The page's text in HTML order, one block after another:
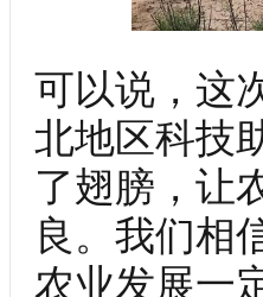
可以说，这
北地区科技
了翅膀，让
良。我们相
农业发展一